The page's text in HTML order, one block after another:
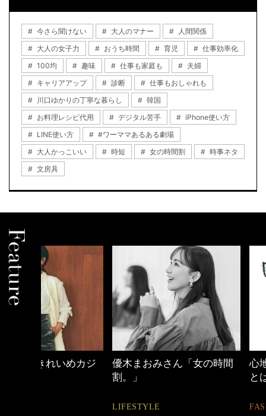
今さら聞けない 大人のマナー
人間関係
大人の女子力
おうち時間 育児
仕事効率化
100均
趣味 仕事も家庭も
夫婦
キャリアアップ
診断
仕事もおしゃれも
川口ゆかりの丁寧な暮らし
韓国
お料理レシピ代用
デジタル苦手
iPhone使い方
LINE使い方
#ワーママあるある劇場
大人かっこいい
時短 女の時間割
時事ネタ
文房具
優木まおみさん「女の時間
心地よくいられる